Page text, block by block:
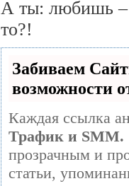
А ты: любишь –
то?!
Забиваем
возможности
Каждая ссылка
Трафик и SMM.
прозрачным и
статьи,